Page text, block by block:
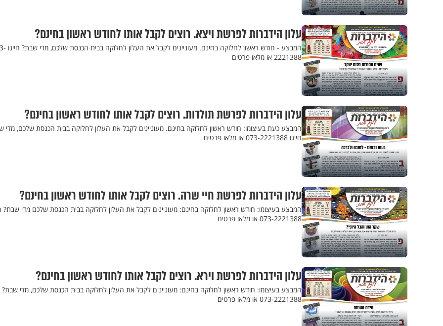
עלון הידברות לפרשת ויצא. רוצים לקבל אותו לחודש ראשון בחינם?
המבצע - חודש ראשון לחלוקה
2221388 או מלאו פרטים
עלון הידברות לפרשת תולדות. רוצים לקבל אותו לחודש ראשון בחינם?
המבצע כעת בעיצומו: חודש ראשון לחלוקה בחינם. מעוניינים לקבל את העלון לחלוקה בבית הכנסת שלכם, מדי
חייגו 073-2221388 או מלאו פרטים
עלון הידברות לפרשת חיי שרה. רוצים לקבל אותו לחודש ראשון בחינם?
המבצע בעיצומו: חודש ראשון לחלוקה בחינם: מעוניינים לקבל את העלון לחלוקה בבית הכנסת שלכם מדי שבת?
073-2221388 או מלאו פרטים
עלון הידברות לפרשת וירא. רוצים לקבל אותו לחודש ראשון בחינם?
המבצע בעיצומו: חודש ראשון לחלוקה בחינם: מעוניינים לקבל את העלון לחלוקה בבית הכנסת שלכם, מדי שבת?
073-2221388 או מלאו פרטים